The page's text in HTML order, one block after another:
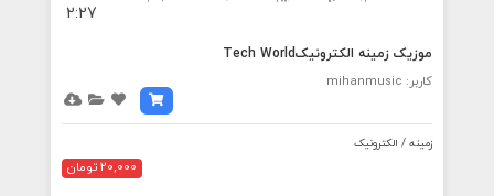
2:27
موزیک زمینه الکترونیکTech World
کاربر: mihanmusic
زمینه / الکترونیک
20,000 تومان